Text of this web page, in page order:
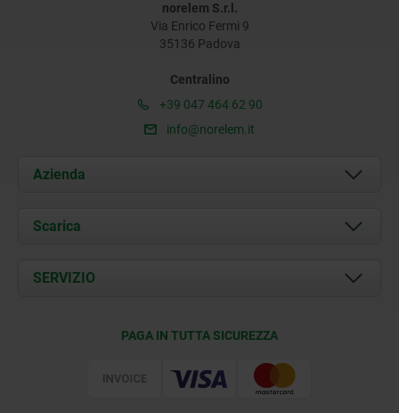
norelem S.r.l.
Via Enrico Fermi 9
35136 Padova
Centralino
+39 047 464 62 90
info@norelem.it
Azienda
Chi siamo
Contatti
Scarica
Documents
SERVIZIO
PAGA IN TUTTA SICUREZZA